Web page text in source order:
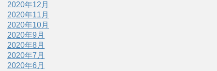
2020年12月
2020年11月
2020年10月
2020年9月
2020年8月
2020年7月
2020年6月